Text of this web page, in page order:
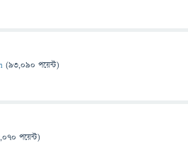
(93,090 পয়েন্ট)
পয়েন্ট)